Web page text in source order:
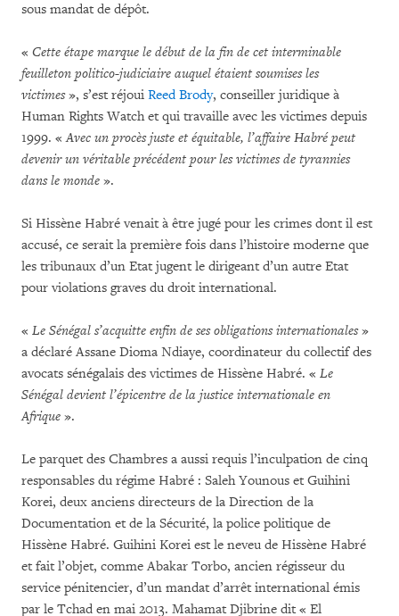
sous mandat de dépôt.
« Cette étape marque le début de la fin de cet interminable
feuilleton politico-judiciaire auquel étaient soumises les
victimes», s’est réjoui Reed Brody, conseiller juridique à
Human Rights Watch et qui travaille avec les victimes depuis
1999. «Avec un procès juste et équitable, l’affaire Habré peut
devenirun véritable précédent pour les victimes de tyrannies
dans le monde ».
Si Hissène Habré venait à être jugé pour les crimes dont il est
accusé, ce serait la première fois dans l’histoire moderne que
les tribunaux d’un Etat jugent le dirigeant d’un autre Etat
pour violations graves du droit international.
« Le Sénégal s’acquitte enfin de ses obligations internationales»
a déclaré Assane Dioma Ndiaye, coordinateur du collectif des
avocats sénégalais des victimes de Hissène Habré. « Le
Sénégal devient l’épicentre de la justice internationale en
Afrique ».
Le parquet des Chambres a aussi requis l’inculpation de cinq
responsables du régime Habré : Saleh Younous et Guihini
Korei, deux anciens directeurs de la Direction de la
Documentation et de la Sécurité, la police politique de
Hissène Habré. Guihini Korei est le neveu de Hissène Habré
et fait l’objet, comme Abakar Torbo, ancien régisseur du
service pénitencier, d’un mandat d’arrêt international émis
par le Tchad en mai 2013. Mahamat Djibrine dit « El